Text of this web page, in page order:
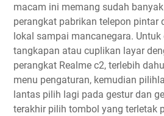
macam ini memang sudah
perangkat pabrikan telepon pintar
lokal sampai mancanegara.
tangkapan atau cuplikan layar
perangkat Realme c2, terlebih
menu pengaturan, kemudian
lantas pilih lagi pada gestur dan
terakhir pilih tombol yang terletak